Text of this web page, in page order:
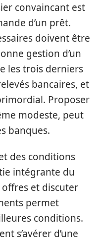
convaincant est
d’un prêt.
doivent être
gestion d’un
les trois derniers
bancaires, et
Proposer
modeste, peut
banques.
des conditions
intégrante du
offres et discuter
permet
conditions.
s’avérer d’une